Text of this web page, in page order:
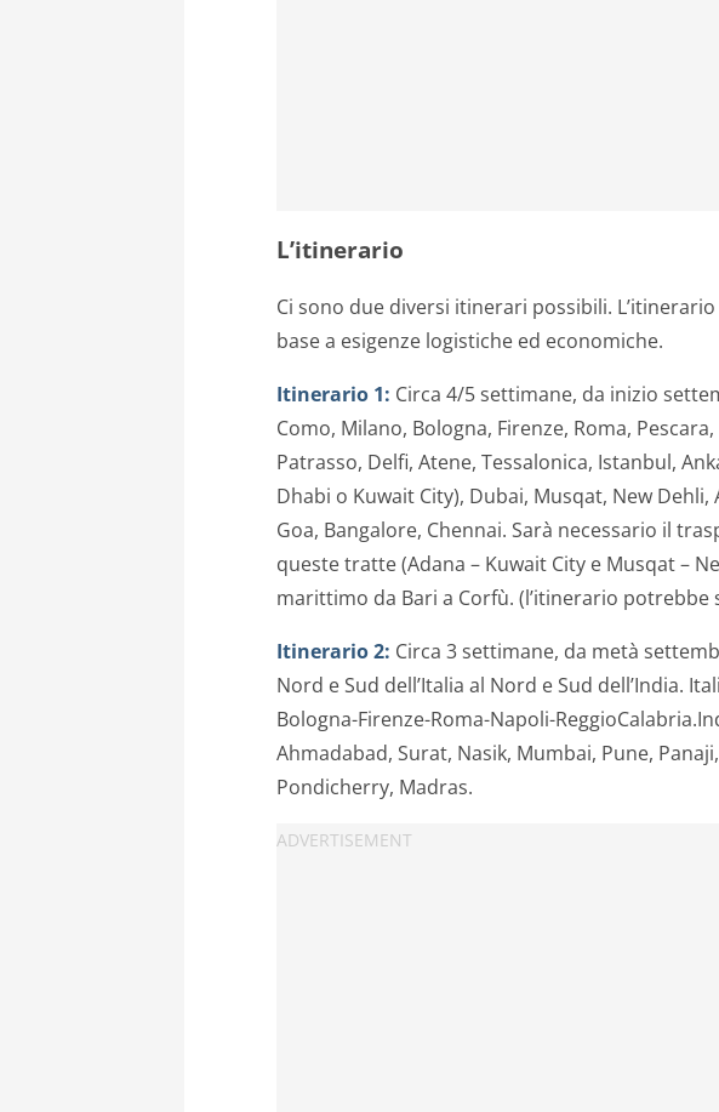
L’itinerario
Ci sono due diversi itinerari possibili.
base a esigenze logistiche ed economiche.
Itinerario 1: Circa 4/5 settimane, da inizio
Como, Milano, Bologna, Firenze, Roma,
Patrasso, Delfi, Atene, Tessalonica, Istanbul,
Dhabi o Kuwait City), Dubai, Musqat, New
Goa, Bangalore, Chennai. Sarà necessario il
queste tratte (Adana – Kuwait City e Musqat –
marittimo da Bari a Corfù. (l’itinerario potrebbe
Itinerario 2: Circa 3 settimane, da metà
Nord e Sud dell’Italia al Nord e Sud dell’India.
Bologna-Firenze-Roma-Napoli-
Ahmadabad, Surat, Nasik, Mumbai, Pune,
Pondicherry, Madras.